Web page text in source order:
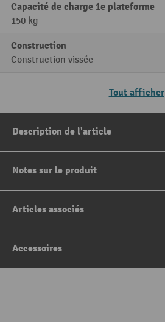
Capacité de charge 1e plateforme
150 kg
Construction
Construction vissée
Tout afficher
Description de l'article
Notes sur le produit
Articles associés
Accessoires